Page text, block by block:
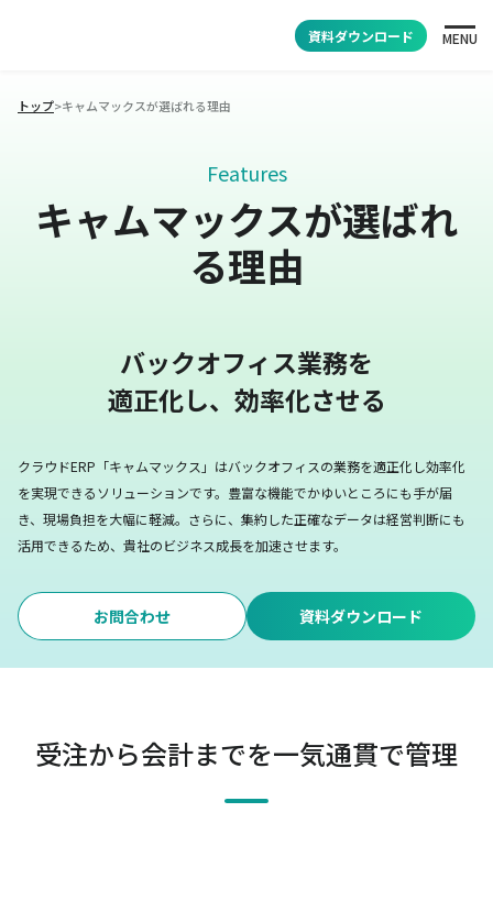
資料ダウンロード MENU
トップ>キャムマックスが選ばれる理由
Features
キャムマックスが選ばれ
る理由
バックオフィス業務を
適正化し、効率化させる
クラウドERP「キャムマックス」はバックオフィスの業務を適正化し効率化
を実現できるソリューションです。 豊富な機能でかゆいところにも手が届
き、現場負担を大幅に軽減。 さらに、集約した正確なデータは経営判断にも
活用できるため、貴社のビジネス成長を加速させます。
お問合わせ 資料ダウンロード
受注から会計までを一気通貫で管理